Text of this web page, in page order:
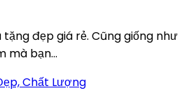
đẹp giá rẻ. Cũng giống như
mà bạn...
Chất Lượng